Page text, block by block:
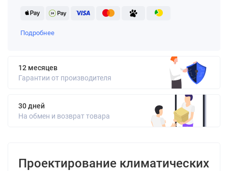
Подробнее
12 месяцев
Гарантии от производителя
30 дней
На обмен и возврат товара
Проектирование климатических